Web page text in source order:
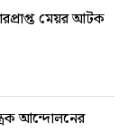
মেয়র আটক
আন্দোলনের